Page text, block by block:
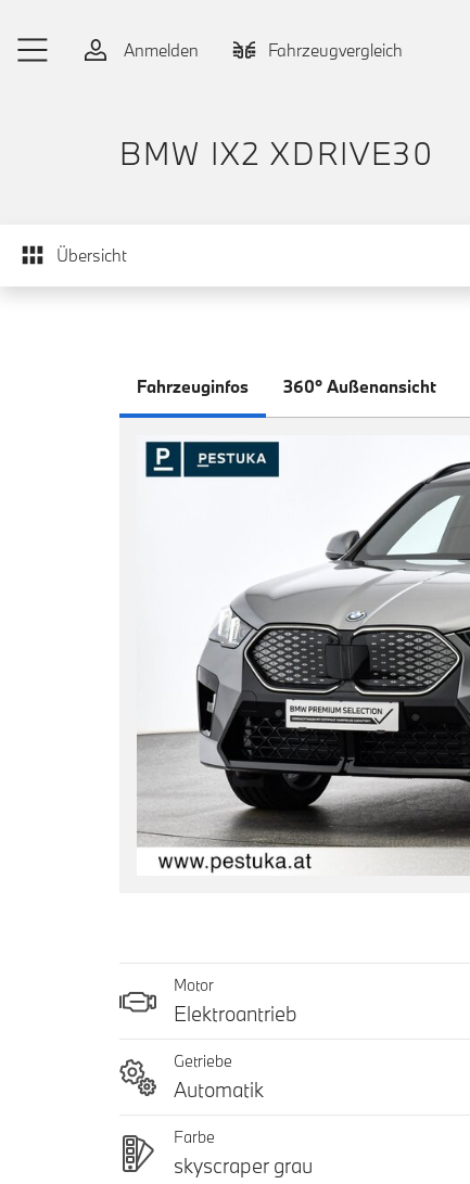
Anmelden
Fahrzeugvergleich
BMW IX2 XDRIVE30
Übersicht
Fahrzeuginfos 360° Außenansicht
Motor
Elektroantrieb
Getriebe
Automatik
Farbe
skyscraper grau